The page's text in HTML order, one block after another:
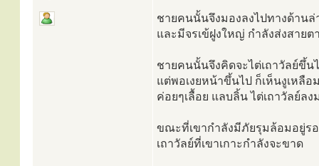
ชายคนนั้นจึงมองลงไปทางด้าน
และมีจรเข้ฝูงใหญ่ กำลังส่งสายต
ชายคนนั้นจึงคิดจะไต่เถาวัลย์ขึ้
แต่พอเงยหน้าขึ้นไป ก็เห็นงูเหลื
ค่อยๆเลื้อย แลบลิ้น ไต่เถาวัลย์ลง
ขณะที่เขากำลังมีภัยรุมล้อมอยู่ร
เถาวัลย์ที่เขาเกาะกำลังจะขาด